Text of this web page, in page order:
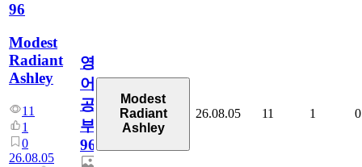
96
Modest
Radiant
Ashley
11
1
0
26.08.05
영
어
공
부
96
Modest
Radiant
Ashley
26.08.05 11 1 0